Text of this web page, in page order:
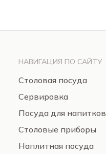
НАВИГАЦИЯ ПО САЙТУ
Столовая посуда
Сервировка
Посуда для напитков
Столовые приборы
Наплитная посуда